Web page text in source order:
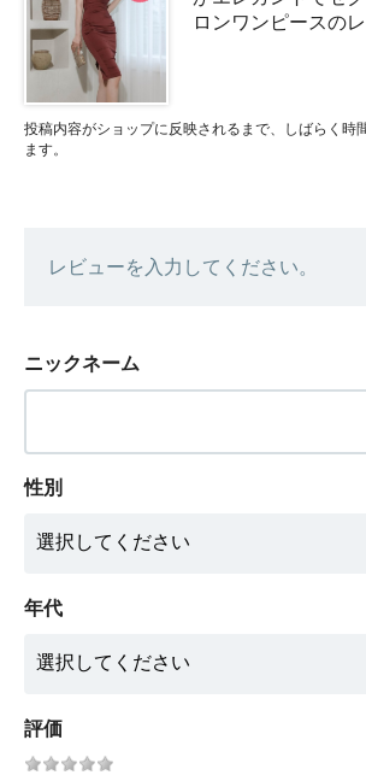
ロンワンピースの
投稿内容がショップに反映されるまで、しばらく時
ます。
レビューを入力してください。
ニックネーム
性別
年代
評価